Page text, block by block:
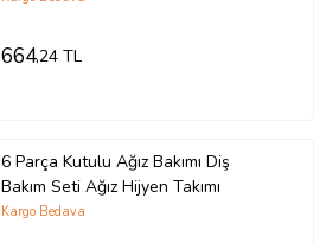
664,24 TL
6 Parça Kutulu Ağız Bakımı Diş
Bakım Seti Ağız Hijyen Takımı
Kargo Bedava